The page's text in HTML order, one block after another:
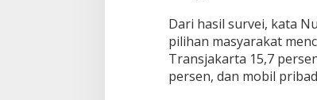
Dari hasil survei, kata
pilihan masyarakat
Transjakarta 15,7
persen, dan mobil